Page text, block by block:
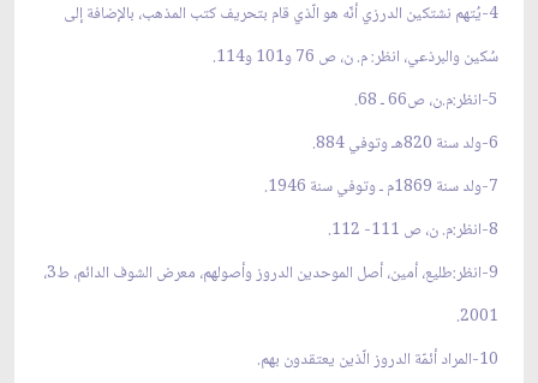
4-يُتهم نشتكين الدرزي أنّه هو الّذي قام بتحريف كتب المذهب، بالإضافة إلى
سُكين والبرذعي، انظر: م. ن، ص 76 و101 و114.
5-انظر:م.ن، ص66 ـ 68.
6-ولد سنة 820هـ وتوفي 884.
7-ولد سنة 1869م ـ وتوفي سنة 1946.
8-انظر:م. ن، ص 111- 112.
9-انظر:طليع، أمين، أصل الموحدين الدروز وأصولهم، معرض الشوف الدائم، ط3،
2001.
10-المراد أئمّة الدروز الّذين يعتقدون بهم.